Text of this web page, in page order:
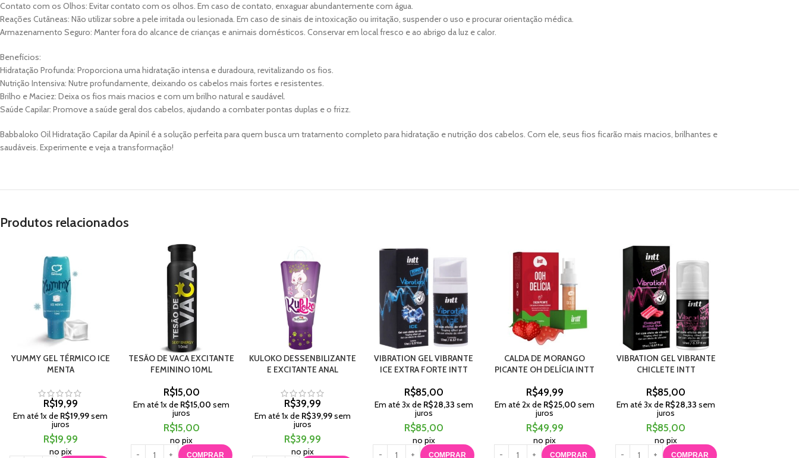
Contato com os Olhos: Evitar contato com os olhos. Em caso de contato, enxaguar abundantemente com água.
Reações Cutâneas: Não utilizar sobre a pele irritada ou lesionada. Em caso de sinais de intoxicação ou irritação, suspender o uso e procurar orientação médica.
Armazenamento Seguro: Manter fora do alcance de crianças e animais domésticos. Conservar em local fresco e ao abrigo da luz e calor.
Benefícios:
Hidratação Profunda: Proporciona uma hidratação intensa e duradoura, revitalizando os fios.
Nutrição Intensiva: Nutre profundamente, deixando os cabelos mais fortes e resistentes.
Brilho e Maciez: Deixa os fios mais macios e com um brilho natural e saudável.
Saúde Capilar: Promove a saúde geral dos cabelos, ajudando a combater pontas duplas e o frizz.
Babbaloko Oil Hidratação Capilar da Apinil é a solução perfeita para quem busca um tratamento completo para hidratação e nutrição dos cabelos. Com ele, seus fios ficarão mais macios, brilhantes e
saudáveis. Experimente e veja a transformação!
Produtos relacionados
YUMMY GEL TÉRMICO ICE
MENTA
R$19,99
Em até1x de R$19,99sem
juros
R$19,99
no pix
TESÃO DE VACA EXCITANTE
FEMININO 10ML
R$15,00
Em até1x de R$15,00 sem
juros
R$15,00
no pix
COMPRAR
KULOKO DESSENBILIZANTE
E EXCITANTE ANAL
R$39,99
Em até1x de R$39,99sem
juros
R$39,99
no pix
VIBRATION GEL VIBRANTE
ICE EXTRA FORTE INTT
R$85,00
Em até3x de R$28,33 sem
juros
R$85,00
no pix
COMPRAR
CALDA DE MORANGO
PICANTE OH DELÍCIA INTT
R$49,99
Em até2x de R$25,00 sem
juros
R$49,99
no pix
COMPRAR
VIBRATION GEL VIBRANTE
CHICLETE INTT
R$85,00
Em até3x de R$28,33 sem
juros
R$85,00
no pix
COMPRAR